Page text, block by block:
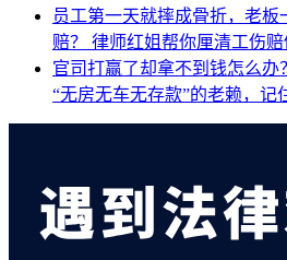
员工第一天就摔成骨折，老板
赔？ 律师红姐帮你厘清工伤赔
官司打赢了却拿不到钱怎么办
“无房无车无存款”的老赖，记